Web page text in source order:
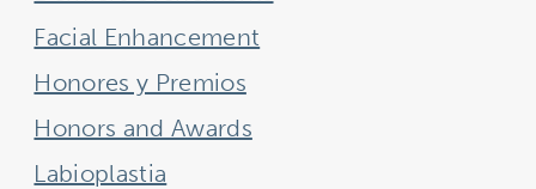
Facial Enhancement
Honores y Premios
Honors and Awards
Labioplastia